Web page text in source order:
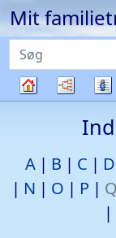
Hop til indhold
Mit
Søg
A B C D
N
O P Q